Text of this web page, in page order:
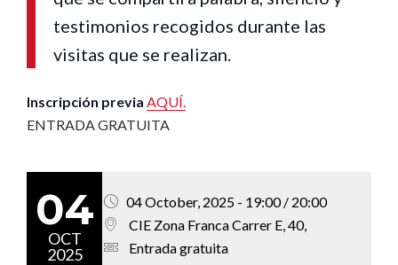
testimonios recogidos durante las
visitas que se realizan.
Inscripción previa AQUÍ.
ENTRADA GRATUITA
04
OCT
2025
04 October, 2025 - 19:00 / 20:00
CIE Zona Franca Carrer E, 40,
Entrada gratuita